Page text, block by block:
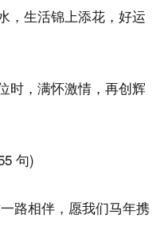
，生活锦上添花，好运
时，满怀激情，再创辉
句)
路相伴，愿我们马年携